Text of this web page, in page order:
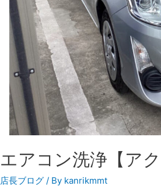
エアコン洗浄【ア
店長ブログ / By kanrikmmt